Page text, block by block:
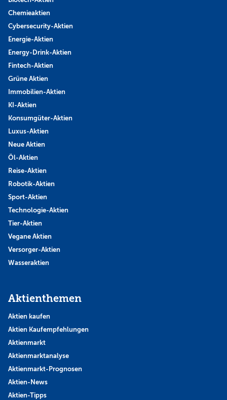
Chemieaktien
Cybersecurity-Aktien
Energie-Aktien
Energy-Drink-Aktien
Fintech-Aktien
Grüne Aktien
Immobilien-Aktien
KI-Aktien
Konsumgüter-Aktien
Luxus-Aktien
Neue Aktien
Öl-Aktien
Reise-Aktien
Robotik-Aktien
Sport-Aktien
Technologie-Aktien
Tier-Aktien
Vegane Aktien
Versorger-Aktien
Wasseraktien
Aktienthemen
Aktien kaufen
Aktien Kaufempfehlungen
Aktienmarkt
Aktienmarktanalyse
Aktienmarkt-Prognosen
Aktien-News
Aktien-Tipps